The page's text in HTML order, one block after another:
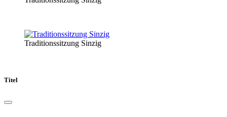
Traditionssitzung Sinzig
Titel